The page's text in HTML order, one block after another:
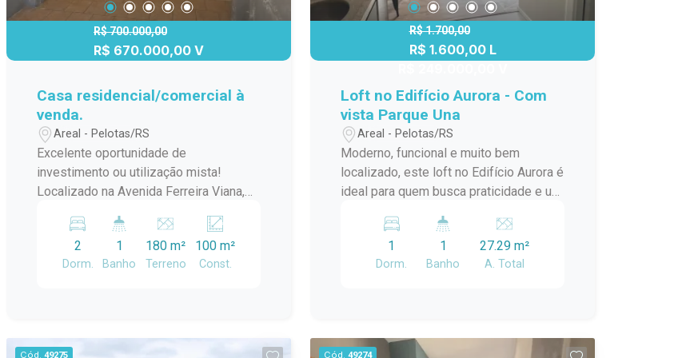
Uma oportunidade única para morar
bem, com conforto, lazer e excelente
localização em um dos bairros mais
Elevador; Portaria 24 horas; Quiosque
com churrasqueira no condomínio, ideal
para momentos de lazer e
quem busca conforto, segurança,
sofisticação e uma localização
estratégica. Agende sua visita e venha
conhecer pessoalmente!
R$ 700.000,00
R$ 670.000,00 V
Casa residencial/comercial à
venda.
Areal - Pelotas/RS
Excelente oportunidade de
investimento ou utilização mista!
Localizado na Avenida Ferreira Viana,
de veículos do bairro Areal, este imóvel
se destaca pela visibilidade
estratégica e pelo potencial tanto
público de diversos pontos da cidade.
2
Dorm.
1
Banho
180 m²
Terreno
100 m²
Const.
R$ 1.700,00
R$ 1.600,00 L
Loft no Edifício Aurora - Com
vista Parque Una
Areal - Pelotas/RS
Moderno, funcional e muito bem
localizado, este loft no Edifício Aurora é
ideal para quem busca praticidade e um
poucos passos do Shopping Pelotas,
além de estar próximo ao
Supermercado Carrefour e Petz.
estar, dormir e trabalhar em um único
1
Dorm.
1
Banho
27.29 m²
A. Total
Cód. 49275 Cód. 49274